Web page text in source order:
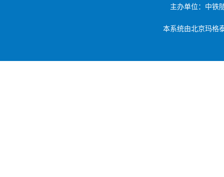
主办单位：中铁
本系统由北京玛格